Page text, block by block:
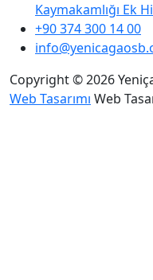
Kaymakamlığı Ek
+90 374 300 14 00
Copyright © 2026
Web Tasarımı Web